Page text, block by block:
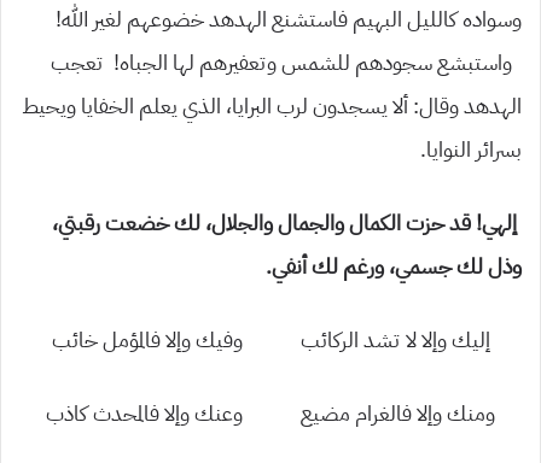
وسواده كالليل البهيم فاستشنع الهدهد خضوعهم لغير الله!
واستبشع سجودهم للشمس وتعفيرهم لها الجباه! تعجب
الهدهد وقال: ألا يسجدون لرب البرايا، الذي يعلم الخفايا ويحيط
بسرائر النوايا.
إلهي! قد حزت الكمال والجمال والجلال، لك خضعت رقبتي،
وذل لك جسمي، ورغم لك أنفي.
إليك وإلا لا تشد الركائب وفيك وإلا فالمؤمل خائب
ومنك وإلا فالغرام مضيع وعنك وإلا فالمحدث كاذب